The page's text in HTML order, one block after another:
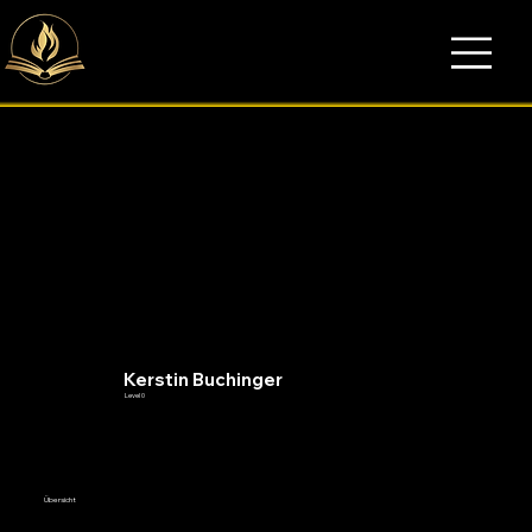
Übersicht
Kerstin Buchinger
Level 0